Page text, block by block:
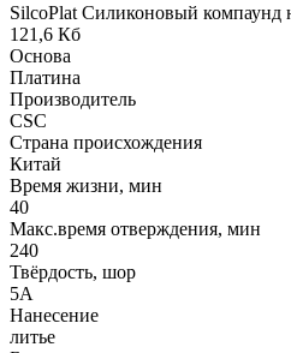
SilcoPlat Силиконовый компаунд
121,6 Кб
Основа
Платина
Производитель
CSC
Страна происхождения
Китай
Время жизни, мин
40
Макс.время отверждения, мин
240
Твёрдость, шор
5А
Нанесение
литье